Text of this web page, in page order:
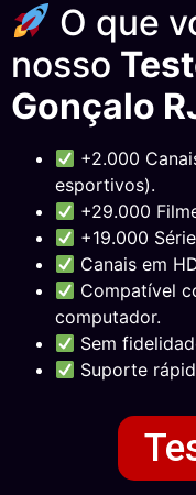
O que
nosso
Gonçalo
+2.000
esportivos).
+29.000
+19.000
Canais em
Compatível
computador.
Sem
Suporte